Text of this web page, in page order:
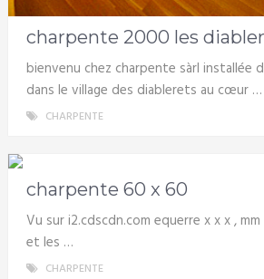
charpente 2000 les
bienvenu chez charpente sàrl installée
dans le village des diablerets au cœur …
CHARPENTE
charpente 60 x 60
Vu sur i2.cdscdn.com equerre x x x ,
et les …
CHARPENTE